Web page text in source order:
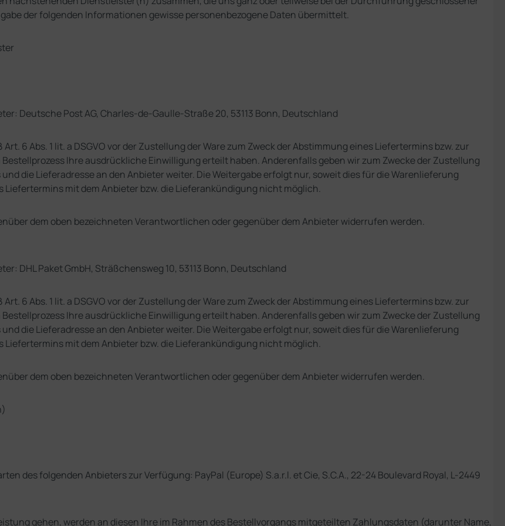
der folgenden Informationen gewisse personenbezogene Daten übermittelt.
Deutsche Post AG, Charles-de-Gaulle-Straße 20, 53113 Bonn, Deutschland
6 Abs. 1 lit. a DSGVO vor der Zustellung der Ware zum Zweck der Abstimmung eines Liefertermins bzw. zur
Ihre ausdrückliche Einwilligung erteilt haben. Anderenfalls geben wir zum Zwecke der Zustellung
und die Lieferadresse an den Anbieter weiter. Die Weitergabe erfolgt nur, soweit dies für die Warenlieferung
mit dem Anbieter bzw. die Lieferankündigung nicht möglich.
dem oben bezeichneten Verantwortlichen oder gegenüber dem Anbieter widerrufen werden.
DHL Paket GmbH, Sträßchensweg 10, 53113 Bonn, Deutschland
6 Abs. 1 lit. a DSGVO vor der Zustellung der Ware zum Zweck der Abstimmung eines Liefertermins bzw. zur
Ihre ausdrückliche Einwilligung erteilt haben. Anderenfalls geben wir zum Zwecke der Zustellung
und die Lieferadresse an den Anbieter weiter. Die Weitergabe erfolgt nur, soweit dies für die Warenlieferung
mit dem Anbieter bzw. die Lieferankündigung nicht möglich.
dem oben bezeichneten Verantwortlichen oder gegenüber dem Anbieter widerrufen werden.
des folgenden Anbieters zur Verfügung: PayPal (Europe) S.a.r.l. et Cie, S.C.A., 22-24 Boulevard Royal, L-2449
gehen, werden an diesen Ihre im Rahmen des Bestellvorgangs mitgeteilten Zahlungsdaten (darunter Name,